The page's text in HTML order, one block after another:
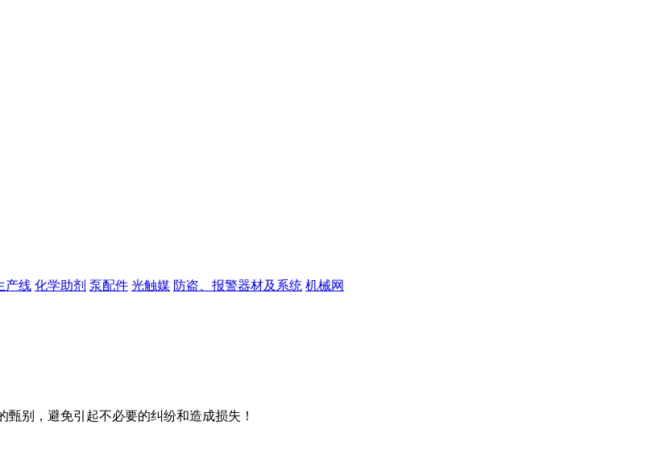
产线 化学助剂 泵配件 光触媒 防盗、报警器材及系统 机械网
别，避免引起不必要的纠纷和造成损失！